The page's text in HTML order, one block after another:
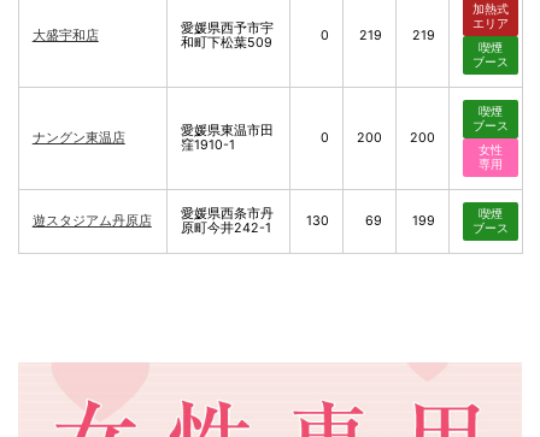
大盛宇和店
愛媛県西予市宇
和町下松葉509
0 219 219
加熱式
エリア
喫煙
ブース
ナングン東温店
愛媛県東温市田
窪1910-1
0 200 200
喫煙
ブース
女性
専用
遊スタジアム丹原店
愛媛県西条市丹
原町今井242-1
130 69 199
喫煙
ブース